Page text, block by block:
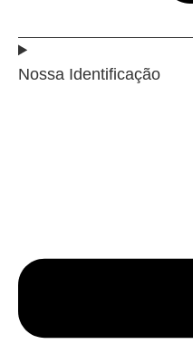
Nossa Identificação